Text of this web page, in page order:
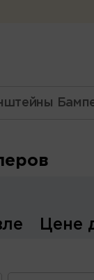
Цене